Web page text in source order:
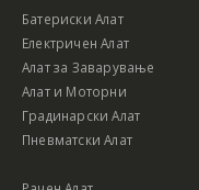
Батериски Алат
Електричен Алат
Алат за Заварување
Алат и Моторни
Градинарски Алат
Пневматски Алат